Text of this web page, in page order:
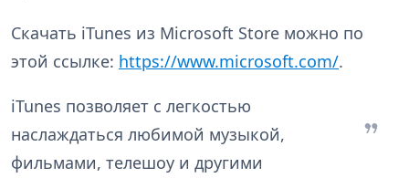
Скачать iTunes из Microsoft Store можно по
этой ссылке: https://www.microsoft.com/.
iTunes позволяет с легкостью
наслаждаться любимой музыкой,
фильмами, телешоу и другими